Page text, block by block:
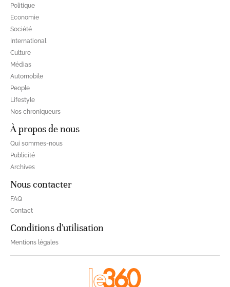
Politique
Economie
Société
International
Culture
Médias
Automobile
People
Lifestyle
Nos chroniqueurs
À propos de nous
Qui sommes-nous
Publicité
Archives
Nous contacter
FAQ
Contact
Conditions d'utilisation
Mentions légales